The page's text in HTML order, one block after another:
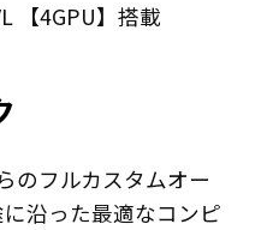
【4GPU】搭載
のフルカスタムオー
沿った最適なコンピ